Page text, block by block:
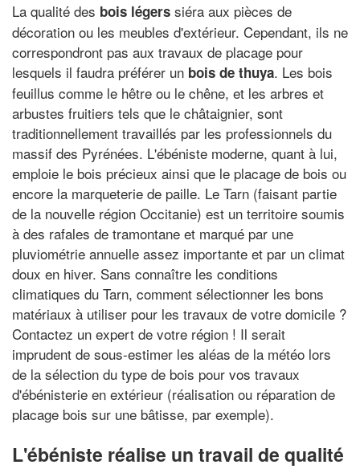
La qualité des bois légers siéra aux pièces de
décoration ou les meubles d'extérieur. Cependant, ils ne
correspondront pas aux travaux de placage pour
lesquels il faudra préférer un bois de thuya. Les bois
feuillus comme le hêtre ou le chêne, et les arbres et
arbustes fruitiers tels que le châtaignier, sont
traditionnellement travaillés par les professionnels du
massif des Pyrénées. L'ébéniste moderne, quant à lui,
emploie le bois précieux ainsi que le placage de bois ou
encore la marqueterie de paille. Le Tarn (faisant partie
de la nouvelle région Occitanie) est un territoire soumis
à des rafales de tramontane et marqué par une
pluviométrie annuelle assez importante et par un climat
doux en hiver. Sans connaître les conditions
climatiques du Tarn, comment sélectionner les bons
matériaux à utiliser pour les travaux de votre domicile ?
Contactez un expert de votre région ! Il serait
imprudent de sous-estimer les aléas de la météo lors
de la sélection du type de bois pour vos travaux
d'ébénisterie en extérieur (réalisation ou réparation de
placage bois sur une bâtisse, par exemple).
L'ébéniste réalise un travail de qualité